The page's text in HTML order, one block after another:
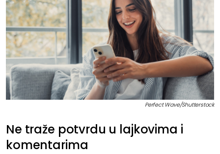
Perfect Wave/Shutterstock
Ne traže potvrdu u lajkovima i
komentarima